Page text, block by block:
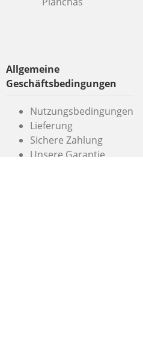
Allgemeine
Geschäftsbedingungen
Nutzungsbedingungen
Lieferung
Sichere Zahlung
Unsere Garantie